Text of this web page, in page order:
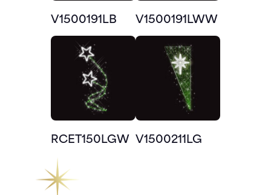
V1500191LB V1500191LWW
RCET150LGW V1500211LG